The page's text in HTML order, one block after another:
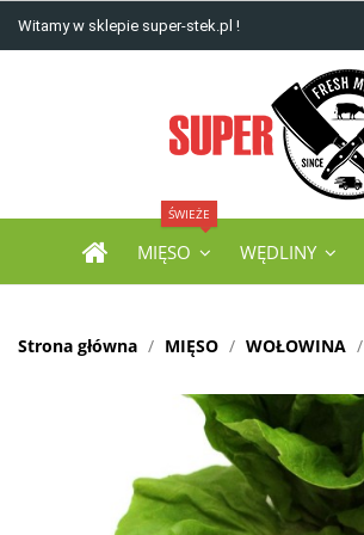
Witamy w sklepie super-stek.pl !
MIĘSO
ŚWIEŻE
WĘDLINY
Strona główna MIĘSO WOŁOWINA